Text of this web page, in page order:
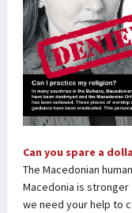
Can you spare a
The Macedonian
Macedonia is
we need your help to